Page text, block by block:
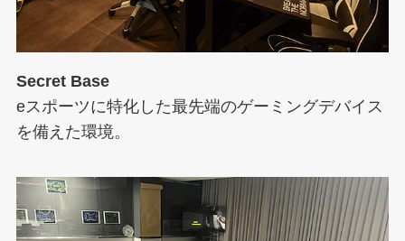
Secret Base
eスポーツに特化した最先端のゲーミングデバイス
を備えた環境。